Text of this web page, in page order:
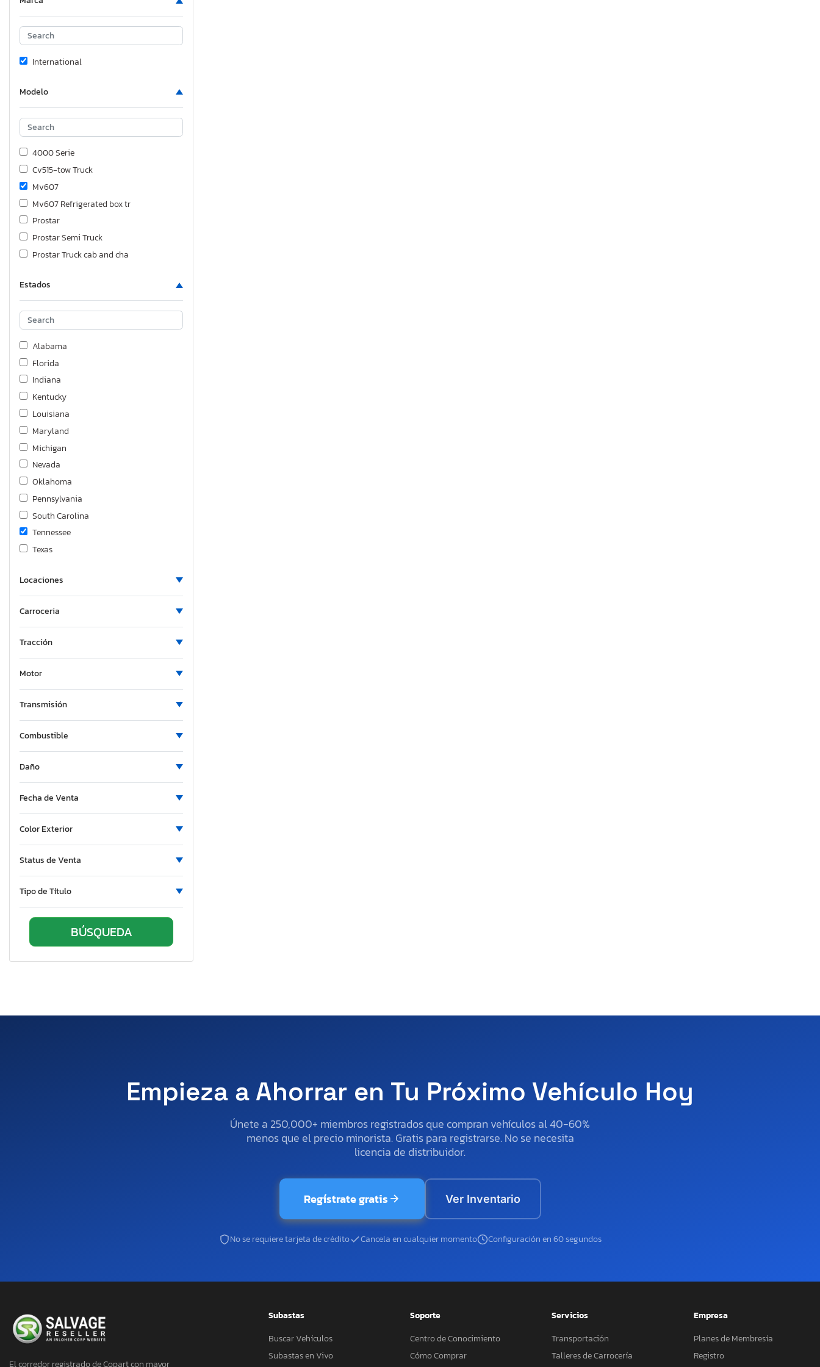
International
Modelo
4000 Serie
Cv515-tow Truck
Mv607
Mv607 Refrigerated box tr
Prostar
Prostar Semi Truck
Prostar Truck cab and cha
Estados
Alabama
Florida
Indiana
Kentucky
Louisiana
Maryland
Michigan
Nevada
Oklahoma
Pennsylvania
South Carolina
Tennessee
Texas
Locaciones
Carroceria
Tracción
Motor
Transmisión
Combustible
Daño
Fecha de Venta
Color Exterior
Status de Venta
Tipo de Título
Empieza a Ahorrar en Tu Próximo Vehículo Hoy
Únete a 250,000+ miembros registrados que compran vehículos al 40-60%
menos que el precio minorista. Gratis para registrarse. No se necesita
licencia de distribuidor.
Regístrate gratis Ver Inventario
No se requiere tarjeta de crédito Cancela en cualquier momento Configuración en 60 segundos
El corredor registrado de Copart con mayor
Subastas
Buscar Vehículos
Subastas en Vivo
Soporte
Centro de Conocimiento
Cómo Comprar
Servicios
Transportación
Talleres de Carrocería
Empresa
Planes de Membresía
Registro